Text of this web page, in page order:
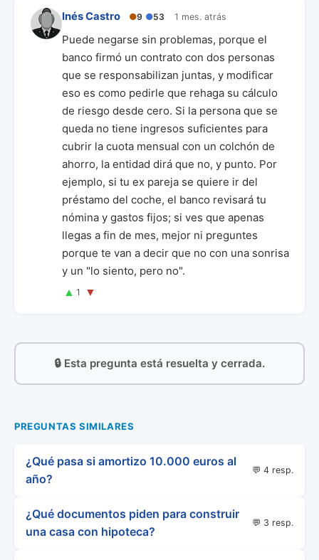
Inés Castro ●9 ●53 1 mes. atrás
Puede negarse sin problemas, porque el
banco firmó un contrato con dos personas
que se responsabilizan juntas, y modificar
eso es como pedirle que rehaga su cálculo
de riesgo desde cero. Si la persona que se
queda no tiene ingresos suficientes para
cubrir la cuota mensual con un colchón de
ahorro, la entidad dirá que no, y punto. Por
ejemplo, si tu ex pareja se quiere ir del
préstamo del coche, el banco revisará tu
nómina y gastos fijos; si ves que apenas
llegas a fin de mes, mejor ni preguntes
porque te van a decir que no con una sonrisa
y un "lo siento, pero no".
▲ 1 ▼
🔒 Esta pregunta está resuelta y cerrada.
PREGUNTAS SIMILARES
¿Qué pasa si amortizo 10.000 euros al
año?
💬 4 resp.
¿Qué documentos piden para construir
una casa con hipoteca?
💬 3 resp.